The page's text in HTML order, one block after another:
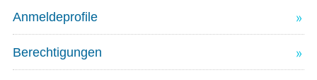
Anmeldeprofile
Berechtigungen